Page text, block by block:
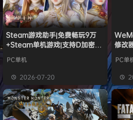
欢迎k******2 加入本站
欢迎C****i 加入本站
欢迎Q*H 加入本站
14小
欢迎e******i 加入本站
39 点积
加入本站 15小
Steam游戏助手|免费畅玩9万
+Steam单机游戏|支持D加密以
PC单机
2026-07-20
修改
PC单